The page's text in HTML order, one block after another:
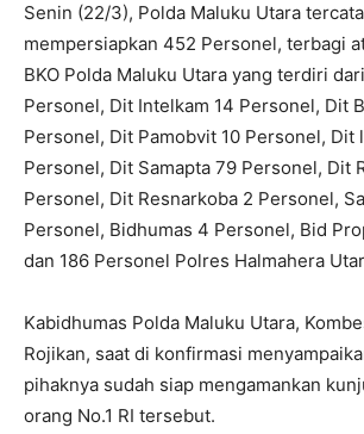
Senin (22/3), Polda Maluku Utara
mempersiapkan 452 Personel, terbagi
BKO Polda Maluku Utara yang terdiri
Personel, Dit Intelkam 14 Personel, Dit
Personel, Dit Pamobvit 10 Personel, Dit
Personel, Dit Samapta 79 Personel, Dit
Personel, Dit Resnarkoba 2 Personel,
Personel, Bidhumas 4 Personel, Bid
dan 186 Personel Polres Halmahera
Kabidhumas Polda Maluku Utara,
Rojikan, saat di konfirmasi
pihaknya sudah siap mengamankan
orang No.1 RI tersebut.